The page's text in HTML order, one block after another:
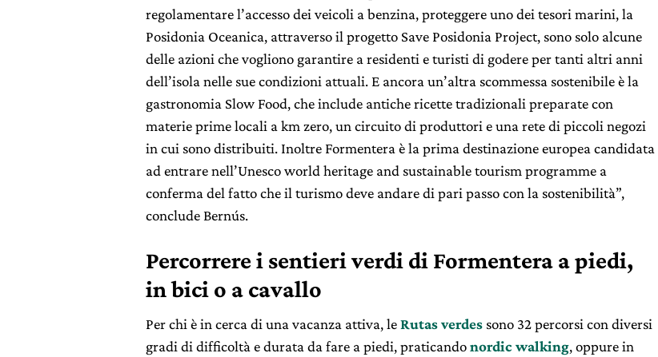
regolamentare l’accesso dei veicoli a benzina, proteggere uno dei tesori marini, la
Posidonia Oceanica, attraverso il progetto Save Posidonia Project, sono solo alcune
delle azioni che vogliono garantire a residenti e turisti di godere per tanti altri anni
dell’isola nelle sue condizioni attuali. E ancora un’altra scommessa sostenibile è la
gastronomia Slow Food, che include antiche ricette tradizionali preparate con
materie prime locali a km zero, un circuito di produttori e una rete di piccoli negozi
in cui sono distribuiti. Inoltre Formentera è la prima destinazione europea candidata
ad entrare nell’Unesco world heritage and sustainable tourism programme a
conferma del fatto che il turismo deve andare di pari passo con la sostenibilità”,
conclude Bernús.
Percorrere i sentieri verdi di Formentera a piedi,
in bici o a cavallo
Per chi è in cerca di una vacanza attiva, leRutas verdes sono 32 percorsi con diversi
gradi di difficoltà e durata da fare a piedi, praticandonordic walking, oppure in